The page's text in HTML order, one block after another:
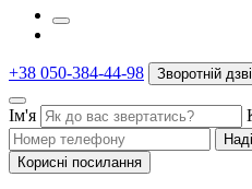
+38 050-384-44-98 Зворотній
Ім'я
Корисні посилання